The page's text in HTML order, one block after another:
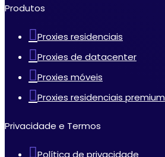
Produtos
Proxies residenciais
Proxies de datacenter
Proxies móveis
Proxies residenciais premium
Privacidade e Termos
Política de privacidade